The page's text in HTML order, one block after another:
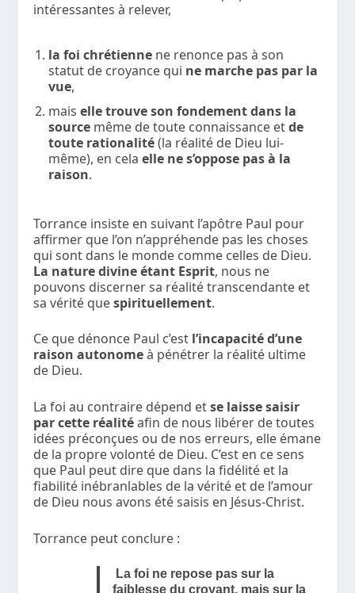
intéressantes à relever,
la foi chrétiennene renonce pas à son
statut de croyance qui ne marche pas par la
vue,
mais elle trouve son fondementdans la
sourcemême de toute connaissance etde
toute rationalité(la réalité de Dieu lui-
même), en cela elle ne s’oppose pas à la
raison.
Torrance insiste en suivant l’apôtre Paul pour
affirmer que l’on n’appréhende pas les choses
qui sont dans le monde comme celles de Dieu.
La nature divine étant Esprit, nous ne
pouvons discerner sa réalité transcendante et
sa vérité quespirituellement.
Ce que dénonce Paul c’est l’incapacité d’une
raison autonomeà pénétrer la réalité ultime
de Dieu.
La foi au contraire dépend etse laisse saisir
par cette réalitéafin de nous libérer de toutes
idées préconçues ou de nos erreurs, elle émane
de la propre volonté de Dieu. C’est en ce sens
que Paul peut dire que dans la fidélité et la
fiabilité inébranlables de la vérité et de l’amour
de Dieu nous avons été saisis en Jésus-Christ.
Torrance peut conclure :
La foi ne repose pas sur la
faiblesse du croyant, mais sur la